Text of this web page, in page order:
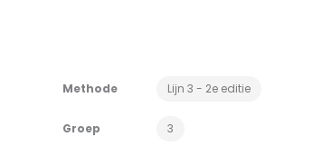
Methode Lijn 3 - 2e editie
Groep 3